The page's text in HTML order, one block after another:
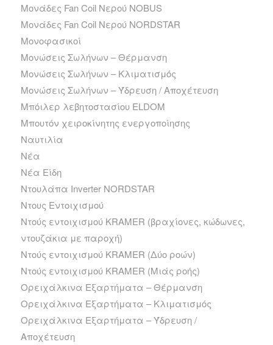
Μονάδες Fan Coil Νερού NOBUS
Μονάδες Fan Coil Νερού NORDSTAR
Μονοφασικοί
Μονώσεις Σωλήνων – Θέρμανση
Μονώσεις Σωλήνων – Κλιματισμός
Μονώσεις Σωλήνων – Ύδρευση / Αποχέτευση
Μπόιλερ λεβητοστασίου ELDOM
Μπουτόν χειροκίνητης ενεργοποίησης
Ναυτιλία
Νέα
Νέα Είδη
Ντουλάπα Inverter NORDSTAR
Ντους Εντοιχισμού
Ντούς εντοιχισμού KRAMER (βραχίονες, κώδωνες,
ντουζάκια με παροχή)
Ντούς εντοιχισμού KRAMER (Δύο ροών)
Ντούς εντοιχισμού KRAMER (Μιάς ροής)
Ορειχάλκινα Εξαρτήματα – Θέρμανση
Ορειχάλκινα Εξαρτήματα – Κλιματισμός
Ορειχάλκινα Εξαρτήματα – Ύδρευση /
Αποχέτευση